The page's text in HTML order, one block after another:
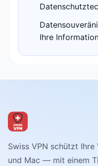
Ihre
Swiss VPN schützt Ihre
und Mac — mit einem